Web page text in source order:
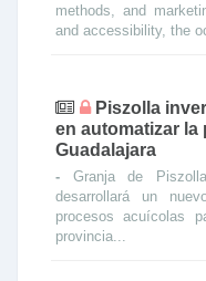
methods, and
and accessibility, the
Piszolla
en automatizar
Guadalajara
- Granja de
desarrollará un
procesos acuícolas
provincia...